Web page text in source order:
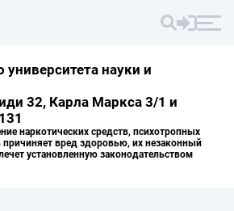
науки и
32, Карла Маркса 3/1 и
наркотических средств, психотропных
причиняет вред здоровью, их незаконный
установленную законодательством